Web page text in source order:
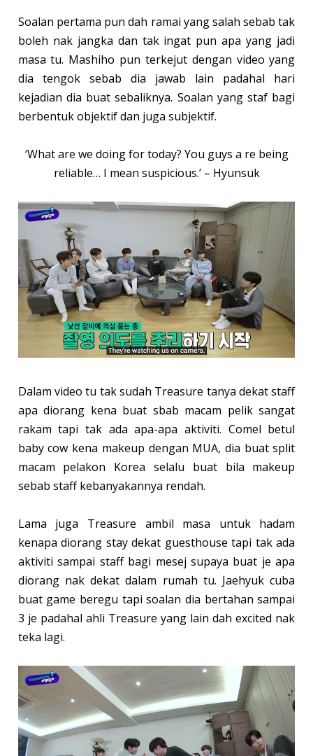
Soalan pertama pun dah ramai yang salah sebab tak
boleh nak jangka dan tak ingat pun apa yang jadi
masa tu. Mashiho pun terkejut dengan video yang
dia tengok sebab dia jawab lain padahal hari
kejadian dia buat sebaliknya. Soalan yang staf bagi
berbentuk objektif dan juga subjektif.
‘What are we doing for today? You guys a re being
reliable… I mean suspicious.’ – Hyunsuk
Dalam video tu tak sudah Treasure tanya dekat staff
apa diorang kena buat sbab macam pelik sangat
rakam tapi tak ada apa-apa aktiviti. Comel betul
baby cow kena makeup dengan MUA, dia buat split
macam pelakon Korea selalu buat bila makeup
sebab staff kebanyakannya rendah.
Lama juga Treasure ambil masa untuk hadam
kenapa diorang stay dekat guesthouse tapi tak ada
aktiviti sampai staff bagi mesej supaya buat je apa
diorang nak dekat dalam rumah tu. Jaehyuk cuba
buat game beregu tapi soalan dia bertahan sampai
3 je padahal ahli Treasure yang lain dah excited nak
teka lagi.